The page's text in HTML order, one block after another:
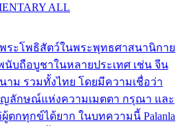
ALL
ระโพธิสัตว์ในพระพุทธศาสนานิกาย
นับถือบูชาในหลายประเทศ เช่น จีน
าม รวมทั้งไทย โดยมีความเชื่อว่า
ญลักษณ์แห่งความเมตตา กรุณา และ
ตกทุกข์ได้ยาก ในบทความนี้ Palanla